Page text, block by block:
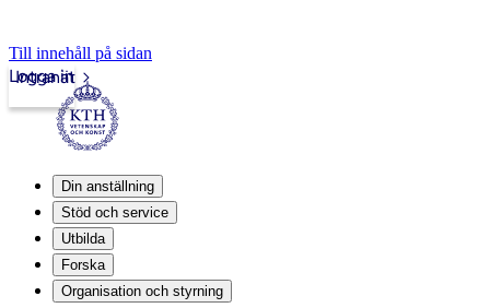
Till innehåll på sidan
Intranät
Logga in
Din anställning
Stöd och service
Utbilda
Forska
Organisation och styrning